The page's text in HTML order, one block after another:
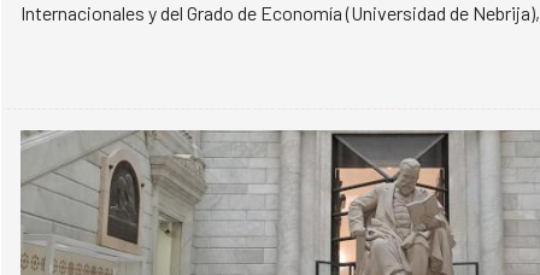
Internacionales y del Grado de Economía (Universidad de